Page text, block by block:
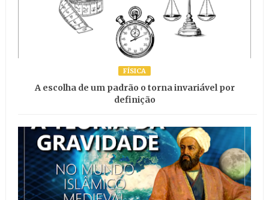
FÍSICA
A escolha de um padrão o torna invariável por
definição